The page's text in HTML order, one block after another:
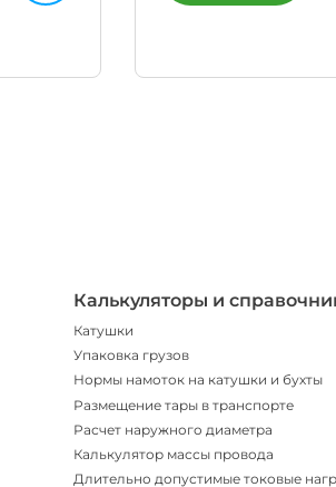
Калькуляторы и
Катушки
Упаковка грузов
Нормы намоток на катушки и бухты
Размещение тары в транспорте
Расчет наружного диаметра
Калькулятор массы провода
Длительно допустимые токовые